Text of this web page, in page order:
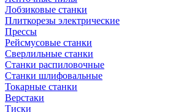
Лобзиковые станки
Плиткорезы электрические
Прессы
Рейсмусовые станки
Сверлильные станки
Станки распиловочные
Станки шлифовальные
Токарные станки
Верстаки
Тиски